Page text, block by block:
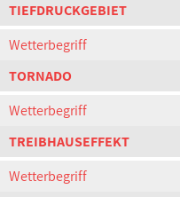
TIEFDRUCKGEBIET
Wetterbegriff
TORNADO
Wetterbegriff
TREIBHAUSEFFEKT
Wetterbegriff